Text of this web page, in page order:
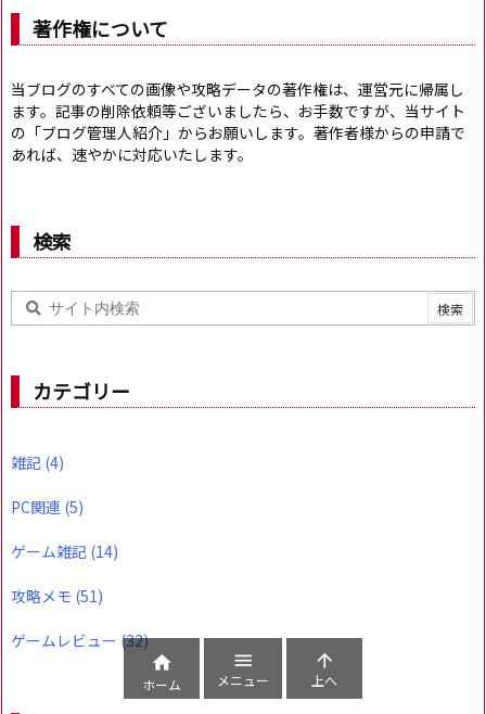
著作権について
当ブログのすべての画像や攻略データの著作権は、運営元に帰属し
ます。記事の削除依頼等ございましたら、お手数ですが、当サイト
の「ブログ管理人紹介」からお願いします。著作者様からの申請で
あれば、速やかに対応いたします。
検索
カテゴリー
雑記 (4)
PC関連 (5)
ゲーム雑記 (14)
攻略メモ (51)
ゲームレビュー (32)

ホーム

メニュー

上へ